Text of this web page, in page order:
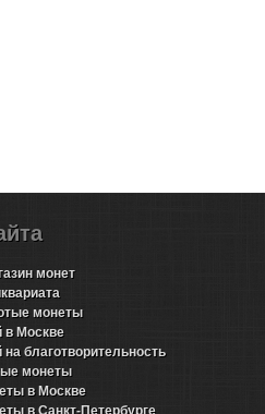
монет
монеты
в Москве
благотворительность
монеты
в Москве
в Санкт-Петербурге